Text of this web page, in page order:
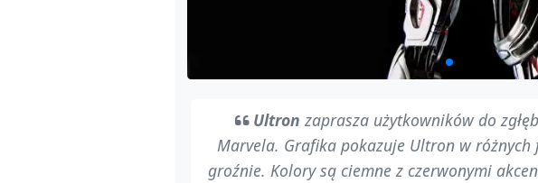
Ultron zaprasza użytkowników do
Marvela. Grafika pokazuje Ultron w
groźnie. Kolory są ciemne z czerwonymi